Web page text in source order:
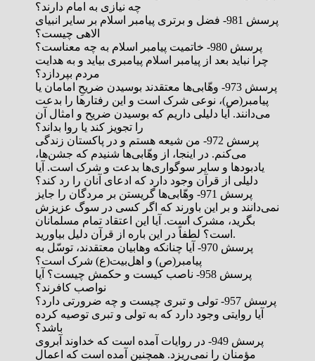
چه نیازی به امام دارند؟
پرسش 981- فضل و برتری پیامبر اسلام بر سایر انبیای
الاهی چیست؟
پرسش 980- خاتمیت پیامبر اسلام به چه معناست؟
چرا نباید بعد از پیامبر اسلام پیامبری بیاید و به هدایت
مردم بپردازد؟
پرسش 973- وهّابی‌ها معتقدند بوسیدن ضریحِ امامان یا
پیامبر(ص)، نوعی شرک است و این رفتارها را بدعت
می‌دانند. آیا دلیلی داریم که بوسیدن ضریح و امثال آن
را تجویز کند یا روا بداند؟
پرسش 972- من شیعه هستم و در پاکستان زندگی
می‌کنم. در اینجا، از وهّابی‌ها شنیدم که جشن‌ها،
یادبودها و سایر سوگواری‌ها بدعت و شرک است. آیا
دلیلی از قرآن وجود دارد که ادعای آنان را رد کند؟
پرسش 971- وهّابی‌ها گریستن بر مردگان را جایز
نمی‌دانند و بر این باورند که اگر کسی در سوگ عزیزش
بگرید، مشرک است. آیا این اعتقاد تمام مسلمانان
است؟ لطفاً در این باره از قرآن دلیل بیاورید.
پرسش 970- آیا چنانکه وهابیان معتقدند،‌ توسّل به
پیامبر(ص) و اهل‌بیت(ع) شرک است؟
پرسش 958- ناصب کیست و حکمش چیست؟ آیا
نواصب کافرند؟
پرسش 957- تولی و تبری چیست و چه ضرورتی دارد؟
آیا روایتی وجود دارد که به تولی و تبری توصیه کرده
باشد؟
پرسش 949- در روایات آمده است که خداوند آبروی
مؤمنان را نمی‌ریزد. همچنین آمده است که اعمال